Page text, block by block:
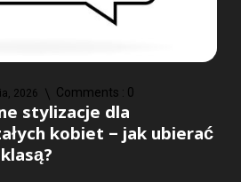
2026 Comments : 0
stylizacje dla
kobiet – jak ubierać